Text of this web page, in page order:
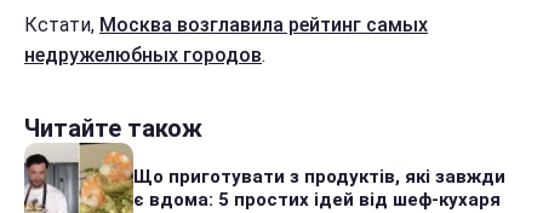
Кстати, Москва возглавила рейтинг самых
недружелюбных городов.
Читайте також
Що приготувати з продуктів, які завжди
є вдома: 5 простих ідей від шеф-кухаря